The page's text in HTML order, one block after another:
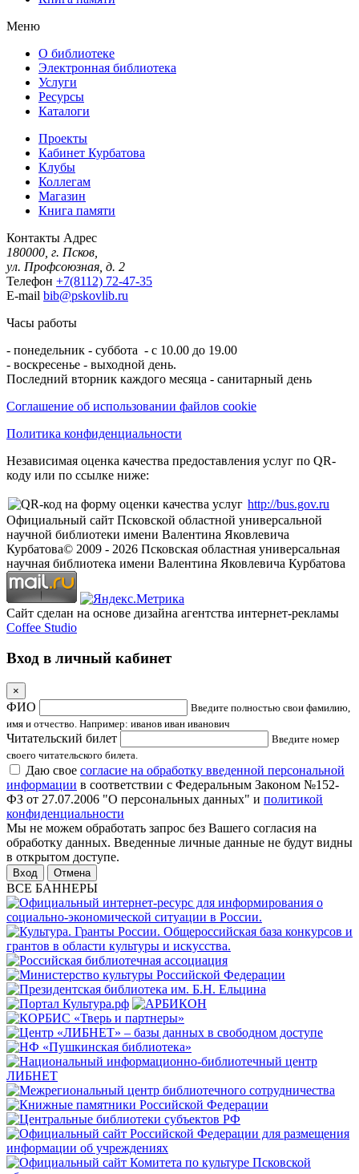
Меню
О библиотеке
Электронная библиотека
Услуги
Ресурсы
Каталоги
Проекты
Кабинет Курбатова
Клубы
Коллегам
Магазин
Книга памяти
Контакты Адрес
180000, г. Псков,
ул. Профсоюзная, д. 2
Телефон +7(8112) 72-47-35
E-mail bib@pskovlib.ru
Часы работы
- понедельник - суббота - с 10.00 до 19.00
- воскресенье - выходной день.
Последний вторник каждого месяца - санитарный день
Соглашение об использовании файлов cookie
Политика конфиденциальности
Независимая оценка качества предоставления услуг по QR-
коду или по ссылке ниже:
http://bus.gov.ru
Официальный сайт Псковской областной универсальной
научной библиотеки имени Валентина Яковлевича
Курбатова© 2009 - 2026 Псковская областная универсальная
научная библиотека имени Валентина Яковлевича Курбатова
Сайт сделан на основе дизайна агентства интернет-рекламы
Coffee Studio
Вход в личный кабинет
×
ФИО
Введите полностью свои фамилию,
имя и отчество. Например: иванов иван иванович
Читательский билет
Введите номер
своего читательского билета.
Даю свое согласие на обработку введенной персональной
информации в соответствии с Федеральным Законом №152-
ФЗ от 27.07.2006 "О персональных данных" и политикой
конфиденциальности
Мы не можем обработать запрос без Вашего согласия на
обработку данных. Введенные личные данные не будут видны
в открытом доступе.
Отмена
ВСЕ БАННЕРЫ